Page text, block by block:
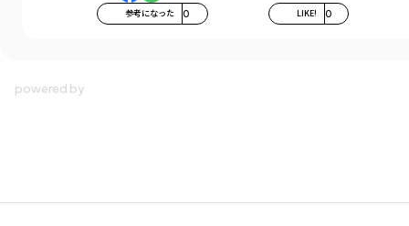
参考になった 0 LIKE! 0